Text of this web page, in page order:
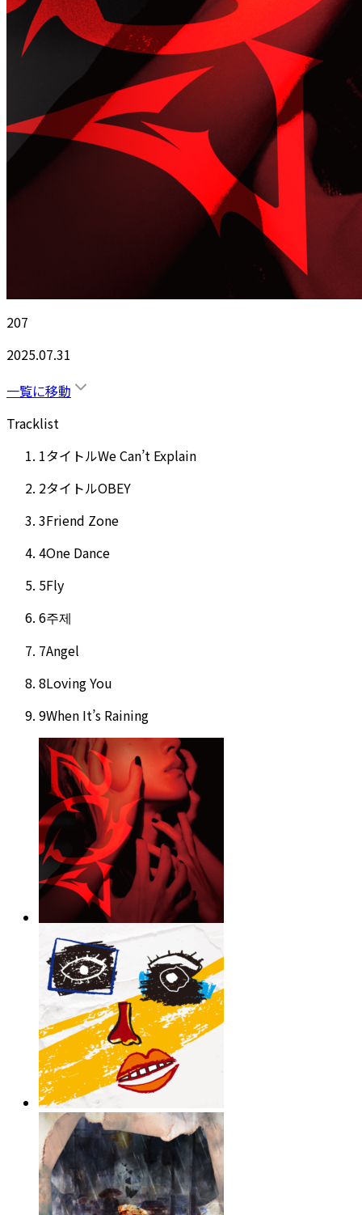
207
2025.07.31
一覧に移動
Tracklist
1タイトルWe Can’t Explain
2タイトルOBEY
3Friend Zone
4One Dance
5Fly
6주제
7Angel
8Loving You
9When It’s Raining